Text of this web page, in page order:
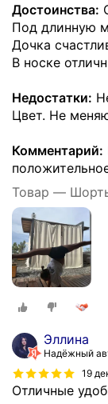
Достоинства:
Под длинную
Дочка
В носке
Недостатки:
Цвет. Не
Комментарий:
Товар —
Эллина
Надёжный
19
Отличные